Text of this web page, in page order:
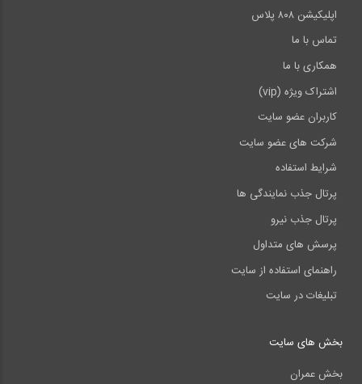
اپلیکیشن ۸۰۸ پلاس
تماس با ما
همکاری با ما
اشتراک ویژه (vip)
کاربران عضو سایت
شرکت های عضو سایت
شرایط استفاده
پرتال جذب نمایندگی ها
پرتال جذب نیرو
پرسش های متداول
راهنمای استفاده از سایت
تبلیغات در سایت
بخش های سایت
بخش عمران